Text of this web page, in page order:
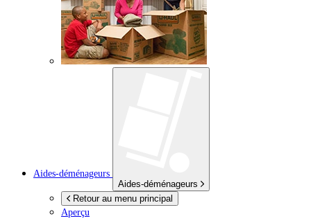
Aides-déménageurs
Aides-déménageurs
Retour au menu principal
Aperçu